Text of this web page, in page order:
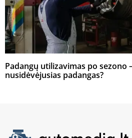
Padangų utilizavimas po
nusidėvėjusias padangas?